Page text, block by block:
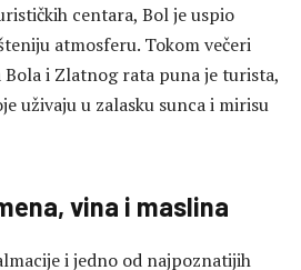
centara, Bol je uspio
atmosferu. Tokom večeri
i Zlatnog rata puna je turista,
uživaju u zalasku sunca i mirisu
vina i maslina
i jedno od najpoznatijih